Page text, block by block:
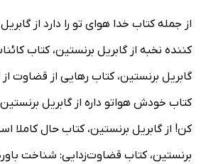
از جمله کتاب خدا هوای تو را دارد از
کننده نخبه از گابریل برنستین، کتاب
گابریل برنستین، کتاب رهایی از قضاوت از
کتاب خودش هواتو داره از گابریل
کن! از گابریل برنستین، کتاب حال کاملا
برنستین، کتاب قضاوت‌زدایی: شناخت